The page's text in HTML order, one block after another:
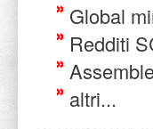
Global
Redditi
altri...